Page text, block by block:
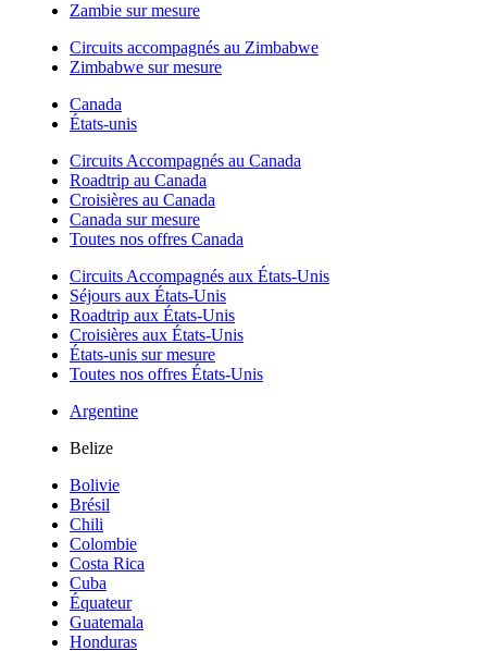
Zambie sur mesure
Circuits accompagnés au Zimbabwe
Zimbabwe sur mesure
Canada
États-unis
Circuits Accompagnés au Canada
Roadtrip au Canada
Croisières au Canada
Canada sur mesure
Toutes nos offres Canada
Circuits Accompagnés aux États-Unis
Séjours aux États-Unis
Roadtrip aux États-Unis
Croisières aux États-Unis
États-unis sur mesure
Toutes nos offres États-Unis
Argentine
Belize
Bolivie
Brésil
Chili
Colombie
Costa Rica
Cuba
Équateur
Guatemala
Honduras